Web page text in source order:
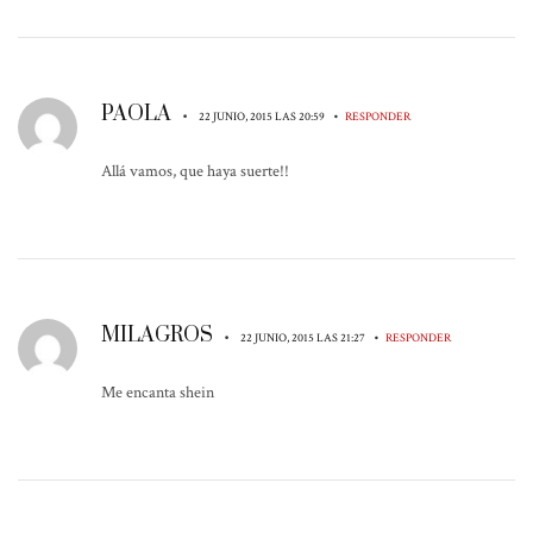
PAOLA • 22 JUNIO, 2015 LAS 20:59 • RESPONDER
Allá vamos, que haya suerte!!
MILAGROS • 22 JUNIO, 2015 LAS 21:27 • RESPONDER
Me encanta shein